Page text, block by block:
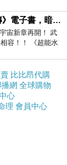
食」代的健
品嘗原味，
族，都是簡
想吸引男性
沈默《超能水滸：魯達傳》電子書，暗黑宇宙新章，一一五年八月璀璨上架！
宙新章再開！ 武
容！！ 《超能水
比比昂代購
網 全球購物
心
理 會員中心